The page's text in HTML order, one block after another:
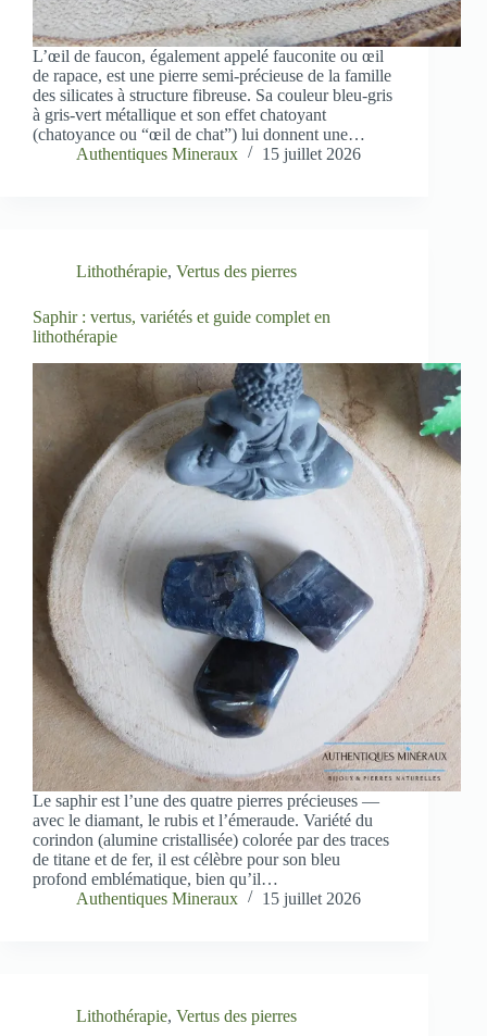
L’œil de faucon, également appelé fauconite ou œil
de rapace, est une pierre semi-précieuse de la famille
des silicates à structure fibreuse. Sa couleur bleu-gris
à gris-vert métallique et son effet chatoyant
(chatoyance ou “œil de chat”) lui donnent une…
Authentiques Mineraux
15 juillet 2026
Lithothérapie, Vertus des pierres
Saphir : vertus, variétés et guide complet en
lithothérapie
Le saphir est l’une des quatre pierres précieuses —
avec le diamant, le rubis et l’émeraude. Variété du
corindon (alumine cristallisée) colorée par des traces
de titane et de fer, il est célèbre pour son bleu
profond emblématique, bien qu’il…
Authentiques Mineraux
15 juillet 2026
Lithothérapie, Vertus des pierres